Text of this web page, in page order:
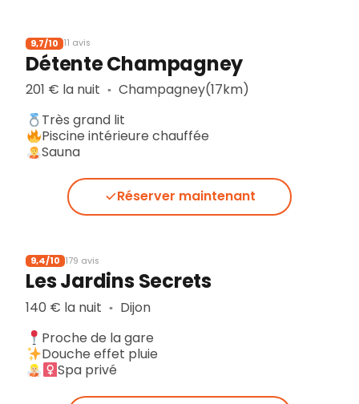
9,7/10 11 avis
Détente Champagney
201 € la nuit ▪︎ Champagney(17km)
Très grand lit
Piscine intérieure chauffée
Sauna
Réserver maintenant
9,4/10 179 avis
Les Jardins Secrets
140 € la nuit ▪︎ Dijon
Proche de la gare
Douche effet pluie
Spa privé